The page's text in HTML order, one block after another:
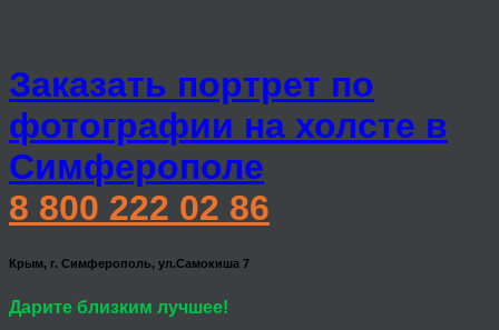
Заказать портрет по
фотографии на холсте в
Симферополе
8 800 222 02 86
Крым, г. Симферополь, ул.Самокиша 7
Дарите близким лучшее!